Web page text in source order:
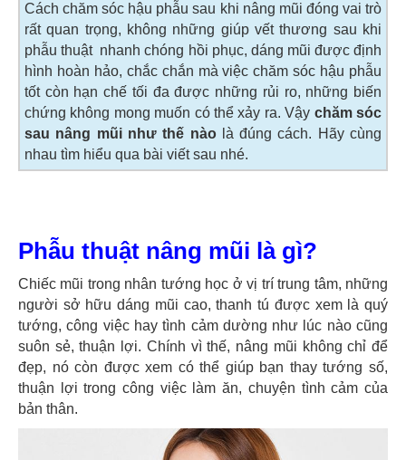
Cách chăm sóc hậu phẫu sau khi nâng mũi đóng vai trò
rất quan trọng, không những giúp vết thương sau khi
phẫu thuật nhanh chóng hồi phục, dáng mũi được định
hình hoàn hảo, chắc chắn mà việc chăm sóc hậu phẫu
tốt còn hạn chế tối đa được những rủi ro, những biến
chứng không mong muốn có thể xảy ra. Vậy chăm sóc
sau nâng mũi như thế nàolà đúng cách. Hãy cùng
nhau tìm hiểu qua bài viết sau nhé.
Phẫu thuật nâng mũi là gì?
Chiếc mũi trong nhân tướng học ở vị trí trung tâm, những
người sở hữu dáng mũi cao, thanh tú được xem là quý
tướng, công việc hay tình cảm dường như lúc nào cũng
suôn sẻ, thuận lợi. Chính vì thế, nâng mũi không chỉ để
đẹp, nó còn được xem có thể giúp bạn thay tướng số,
thuận lợi trong công việc làm ăn, chuyện tình cảm của
bản thân.